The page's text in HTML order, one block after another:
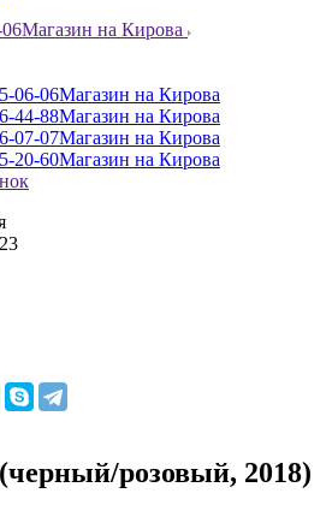
Магазин на Кирова
06-06Магазин на Кирова
44-88Магазин на Кирова
07-07Магазин на Кирова
20-60Магазин на Кирова
розовый, 2018)